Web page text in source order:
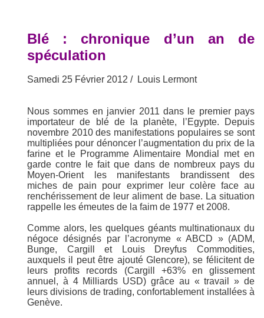
Blé : chronique d’un an de
spéculation
Samedi 25 Février 2012 / Louis Lermont
Nous sommes en janvier 2011 dans le premier pays
importateur de blé de la planète, l’Egypte. Depuis
novembre 2010 des manifestations populaires se sont
multipliées pour dénoncer l’augmentation du prix de la
farine et le Programme Alimentaire Mondial met en
garde contre le fait que dans de nombreux pays du
Moyen-Orient les manifestants brandissent des
miches de pain pour exprimer leur colère face au
renchérissement de leur aliment de base. La situation
rappelle les émeutes de la faim de 1977 et 2008.
Comme alors, les quelques géants multinationaux du
négoce désignés par l’acronyme « ABCD » (ADM,
Bunge, Cargill et Louis Dreyfus Commodities,
auxquels il peut être ajouté Glencore), se félicitent de
leurs profits records (Cargill +63% en glissement
annuel, à 4 Milliards USD) grâce au « travail » de
leurs divisions de trading, confortablement installées à
Genève.